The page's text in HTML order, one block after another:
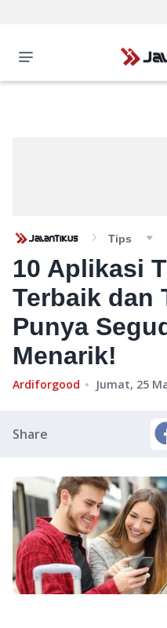
Tips
10 Aplikasi
Terbaik dan
Punya
Menarik!
Ardiforgood Jumat, 25
Share